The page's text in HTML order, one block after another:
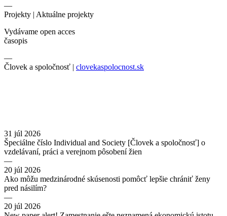
—
Projekty | Aktuálne projekty
Vydávame open acces
časopis
—
Človek a spoločnosť | clovekaspolocnost.sk
31 júl 2026
Špeciálne číslo Individual and Society [Človek a spoločnosť] o
vzdelávaní, práci a verejnom pôsobení žien
—
20 júl 2026
Ako môžu medzinárodné skúsenosti pomôcť lepšie chrániť ženy
pred násilím?
—
20 júl 2026